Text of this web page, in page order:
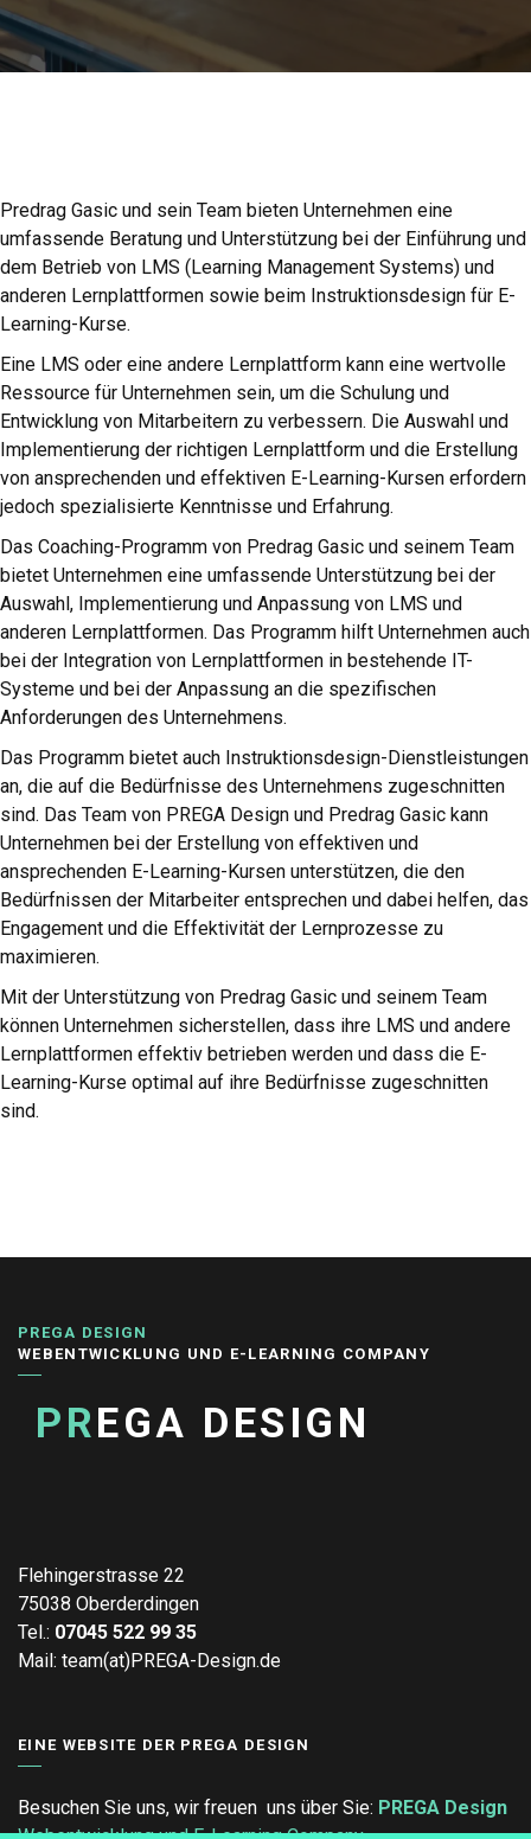
Predrag Gasic und sein Team bieten Unternehmen eine
umfassende Beratung und Unterstützung bei der Einführung und
dem Betrieb von LMS (Learning Management Systems) und
anderen Lernplattformen sowie beim Instruktionsdesign für E-
Learning-Kurse.
Eine LMS oder eine andere Lernplattform kann eine wertvolle
Ressource für Unternehmen sein, um die Schulung und
Entwicklung von Mitarbeitern zu verbessern. Die Auswahl und
Implementierung der richtigen Lernplattform und die Erstellung
von ansprechenden und effektiven E-Learning-Kursen erfordern
jedoch spezialisierte Kenntnisse und Erfahrung.
Das Coaching-Programm von Predrag Gasic und seinem Team
bietet Unternehmen eine umfassende Unterstützung bei der
Auswahl, Implementierung und Anpassung von LMS und
anderen Lernplattformen. Das Programm hilft Unternehmen auch
bei der Integration von Lernplattformen in bestehende IT-
Systeme und bei der Anpassung an die spezifischen
Anforderungen des Unternehmens.
Das Programm bietet auch Instruktionsdesign-Dienstleistungen
an, die auf die Bedürfnisse des Unternehmens zugeschnitten
sind. Das Team von PREGA Design und Predrag Gasic kann
Unternehmen bei der Erstellung von effektiven und
ansprechenden E-Learning-Kursen unterstützen, die den
Bedürfnissen der Mitarbeiter entsprechen und dabei helfen, das
Engagement und die Effektivität der Lernprozesse zu
maximieren.
Mit der Unterstützung von Predrag Gasic und seinem Team
können Unternehmen sicherstellen, dass ihre LMS und andere
Lernplattformen effektiv betrieben werden und dass die E-
Learning-Kurse optimal auf ihre Bedürfnisse zugeschnitten
sind.
PREGA DESIGN
WEBENTWICKLUNG UND E-LEARNING COMPANY
PREGA DESIGN
Flehingerstrasse 22
75038 Oberderdingen
Tel.: 07045 522 99 35
Mail: team(at)PREGA-Design.de
EINE WEBSITE DER PREGA DESIGN
Besuchen Sie uns, wir freuen uns über Sie: PREGA Design